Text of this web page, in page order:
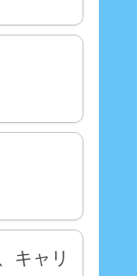
キャリ